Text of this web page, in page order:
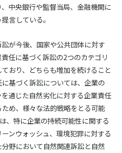
中央銀行や監督当局、金融機関に
言している。
が今後、国家や公共団体に対す
任に基づく訴訟の2つのカテゴリ
おり、どちらも増加を続けること
基づく訴訟については、企業の
通じた自然劣化に対する企業責任
め、様々な法的戦略をとる可能
、特に企業の持続可能性に関する
ンウォッシュ、環境犯罪に対する
野において自然関連訴訟と自然